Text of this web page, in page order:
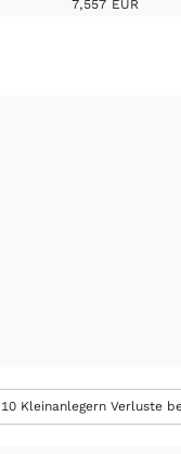
7,557 EUR
Kleinanlegern Verluste